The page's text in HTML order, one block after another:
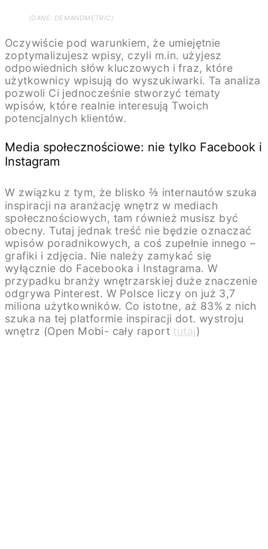
(DANE: DEMANDMETRIC)
Oczywiście pod warunkiem, że umiejętnie
zoptymalizujesz wpisy, czyli m.in. użyjesz
odpowiednich słów kluczowych i fraz, które
użytkownicy wpisują do wyszukiwarki. Ta analiza
pozwoli Ci jednocześnie stworzyć tematy
wpisów, które realnie interesują Twoich
potencjalnych klientów.
Media społecznościowe: nie tylko Facebook i
Instagram
W związku z tym, że blisko ⅔ internautów szuka
inspiracji na aranżację wnętrz w mediach
społecznościowych, tam również musisz być
obecny. Tutaj jednak treść nie będzie oznaczać
wpisów poradnikowych, a coś zupełnie innego –
grafiki i zdjęcia. Nie należy zamykać się
wyłącznie do Facebooka i Instagrama. W
przypadku branży wnętrzarskiej duże znaczenie
odgrywa Pinterest. W Polsce liczy on już 3,7
miliona użytkowników. Co istotne, aż 83% z nich
szuka na tej platformie inspiracji dot. wystroju
wnętrz (Open Mobi- cały raport tutaj)